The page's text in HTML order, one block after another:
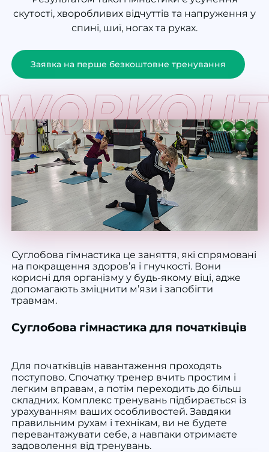
скутості, хворобливих відчуттів та напруження у
спині, шиї, ногах та руках.
Заявка на перше безкоштовне тренування
Суглобова гімнастика це заняття, які спрямовані
на покращення здоров’я і гнучкості. Вони
корисні дляорганізмуу будь-якому віці, адже
допомагають зміцнити м’язи і запобігти
травмам.
Суглобова гімнастика для початківців
Для початківців навантаження проходять
поступово. Спочатку тренер вчить простим і
легким вправам, а потім переходить до більш
складних. Комплекстренувань підбирається із
урахуванням ваших особливостей. Завдяки
правильним рухам і технікам, ви не будете
перевантажувати себе, а навпаки отримаєте
задоволення від тренувань.